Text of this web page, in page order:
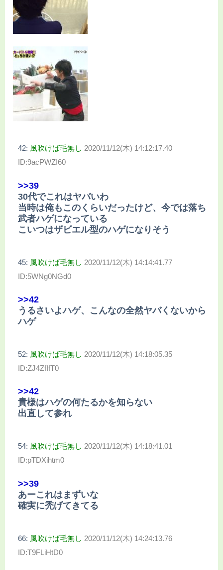
42: 風吹けば毛無し 2020/11/12(木) 14:12:17.40
ID:9acPWZI60
>>39
30代でこれはヤバいわ
当時は俺もこのくらいだったけど、今では落ち
武者ハゲになっている
こいつはザビエル型のハゲになりそう
45: 風吹けば毛無し 2020/11/12(木) 14:14:41.77
ID:5WNg0NGd0
>>42
うるさいよハゲ、こんなの全然ヤバくないから
ハゲ
52: 風吹けば毛無し 2020/11/12(木) 14:18:05.35
ID:ZJ4ZfIfT0
>>42
貴様はハゲの何たるかを知らない
出直して参れ
54: 風吹けば毛無し 2020/11/12(木) 14:18:41.01
ID:pTDXihtm0
>>39
あーこれはまずいな
確実に禿げてきてる
66: 風吹けば毛無し 2020/11/12(木) 14:24:13.76
ID:T9FLiHtD0